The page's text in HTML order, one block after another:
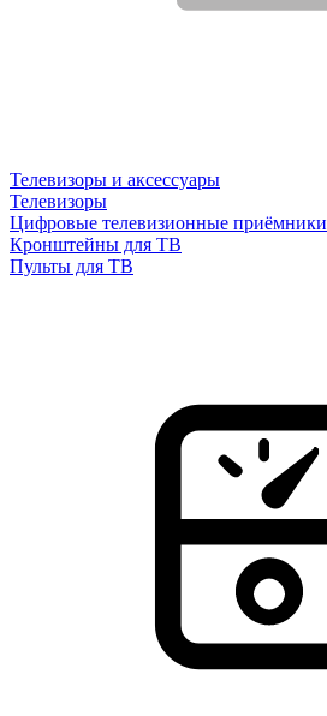
Телевизоры и аксессуары
Телевизоры
Цифровые телевизионные приёмники
Кронштейны для ТВ
Пульты для ТВ